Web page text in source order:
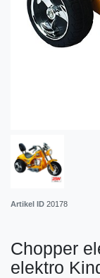
Artikel ID 20178
Chopper
elektro